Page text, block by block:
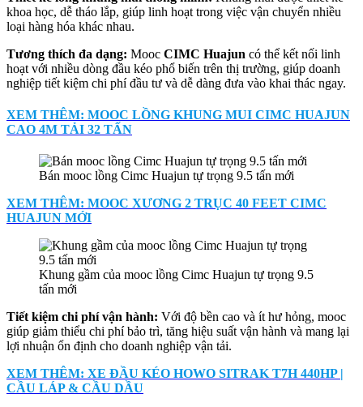
khoa học, dễ tháo lắp, giúp linh hoạt trong việc vận chuyển nhiều
loại hàng hóa khác nhau.
Tương thích đa dạng: Mooc CIMC Huajun có thể kết nối linh
hoạt với nhiều dòng đầu kéo phổ biến trên thị trường, giúp doanh
nghiệp tiết kiệm chi phí đầu tư và dễ dàng đưa vào khai thác ngay.
XEM THÊM: MOOC LỒNG KHUNG MUI CIMC HUAJUN
CAO 4M TẢI 32 TẤN
Bán mooc lồng Cimc Huajun tự trọng 9.5 tấn mới
XEM THÊM: MOOC XƯƠNG 2 TRỤC 40 FEET CIMC
HUAJUN MỚI
Khung gầm của mooc lồng Cimc Huajun tự trọng 9.5
tấn mới
Tiết kiệm chi phí vận hành: Với độ bền cao và ít hư hỏng, mooc
giúp giảm thiểu chi phí bảo trì, tăng hiệu suất vận hành và mang lại
lợi nhuận ổn định cho doanh nghiệp vận tải.
XEM THÊM: XE ĐẦU KÉO HOWO SITRAK T7H 440HP |
CẦU LÁP & CẦU DẦU